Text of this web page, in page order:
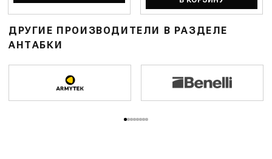
ДРУГИЕ ПРОИЗВОДИТЕЛИ В РАЗДЕЛЕ
АНТАБКИ